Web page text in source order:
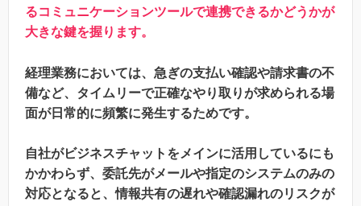
るコミュニケーションツールで連携できるかどうかが
大きな鍵を握ります。
経理業務においては、急ぎの支払い確認や請求書の不
備など、タイムリーで正確なやり取りが求められる場
面が日常的に頻繁に発生するためです。
自社がビジネスチャットをメインに活用しているにも
かかわらず、委託先がメールや指定のシステムのみの
対応となると、情報共有の遅れや確認漏れのリスクが